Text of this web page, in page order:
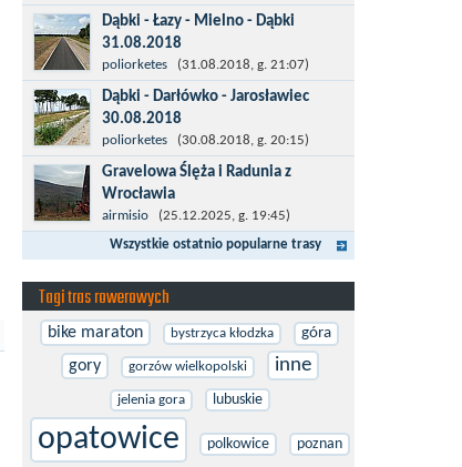
Łatwa, szosowa runda pod
Wrocławiem, raczej płaska z jednym
małym podjazdem na Przełęcz
Sulistrowicką od strony Olesznej. To
trasa idealna na...
Dąbki - Łazy - Mielno - Dąbki
31.08.2018
Trasa do Łaz niemal w całości prowadzi
przez nową, asfaltową ścieżkę
rowerową (od Dąbek do Iwięcina
wzdłuż drogi 203). Niestety jest to
trasa nie...
poliorketes (31.08.2018, g. 21:07)
Dąbki - Darłówko - Jarosławiec
30.08.2018
Start w Dąbkach, dalej do Darłowa
nową ścieżką rowerową (niekiedy
pieszo-rowerową), gdzie na pierwszym
rondzie zjazd w stronę Darłówka
Zachodniego....
poliorketes (30.08.2018, g. 20:15)
Gravelowa Ślęża i Radunia z
Wrocławia
Trasa rowerowa z Wrocławia na
Masyw Ślęży to idealna opcja na rower
przełajowy (lub gravelowy). Zimą, kiedy
nie ma śniegu, a temperatura jest...
airmisio (25.12.2025, g. 19:45)
Wszystkie ostatnio popularne trasy
Tagi tras rowerowych
bike maraton bystrzyca kłodzka góra
gory gorzów wielkopolski inne
jelenia gora lubuskie
opatowice polkowice poznan